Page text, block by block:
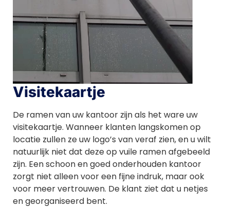
Visitekaartje
De ramen van uw kantoor zijn als het ware uw
visitekaartje. Wanneer klanten langskomen op
locatie zullen ze uw logo’s van veraf zien, en u wilt
natuurlijk niet dat deze op vuile ramen afgebeeld
zijn. Een schoon en goed onderhouden kantoor
zorgt niet alleen voor een fijne indruk, maar ook
voor meer vertrouwen. De klant ziet dat u netjes
en georganiseerd bent.